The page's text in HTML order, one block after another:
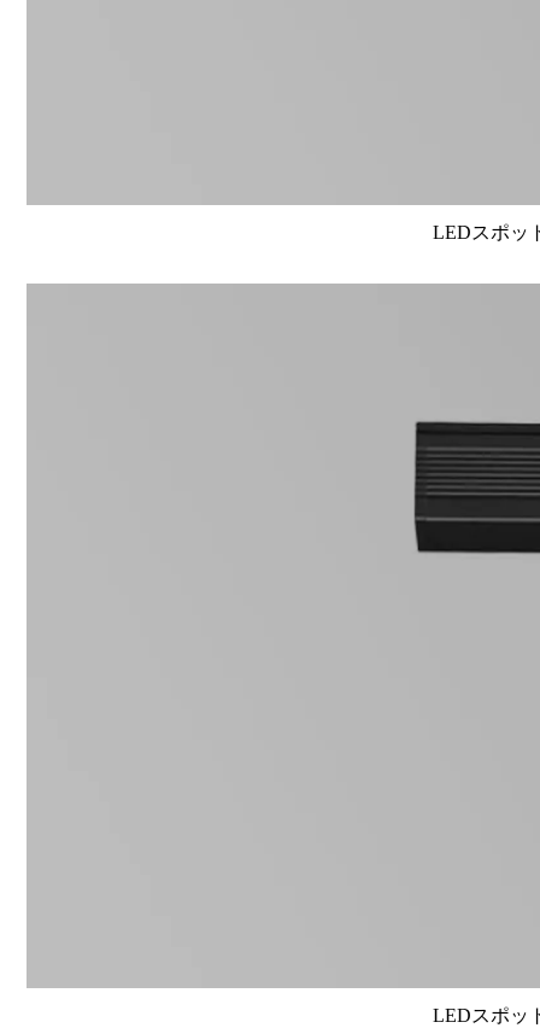
LEDスポッ
LEDスポッ